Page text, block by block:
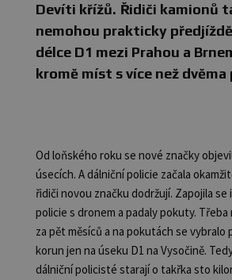
Devíti křížů. Řidiči kamionů
nemohou prakticky
délce D1 mezi Prahou a
kromě míst s více než dvěma
Od loňského roku se nové značky
úsecích. A dálniční policie začala
řidiči novou značku dodržují. Zapojila se
policie s dronem a padaly pokuty.
za pět měsíců a na pokutách se vybralo
korun jen na úseku D1 na Vysočině.
dálniční policisté starají o takřka sto